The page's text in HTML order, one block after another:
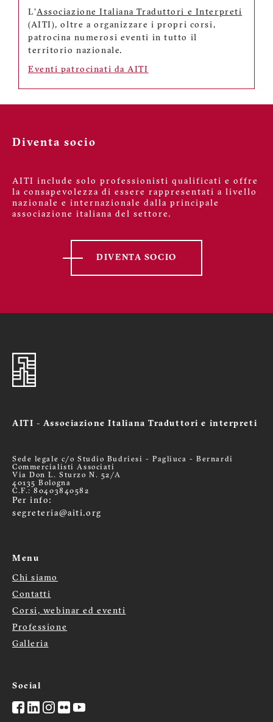
L'Associazione Italiana Traduttori e Interpreti
(AITI), oltre a organizzare i propri corsi,
patrocina numerosi eventi in tutto il
territorio nazionale.
Eventi patrocinati da AITI
Diventa socio
AITI include solo professionisti qualificati e offre
la consapevolezza di essere rappresentati a livello
nazionale e internazionale dalla principale
associazione italiana del settore.
DIVENTA SOCIO
AITI - Associazione Italiana Traduttori e interpreti
Sede legale c/o Studio Budriesi - Pagliuca - Bernardi
Commercialisti Associati
Via Don L. Sturzo N. 52/A
40135 Bologna
C.F.: 80403840582
Per info:
segreteria@aiti.org
Menu
Menù
footer
Chi siamo
Contatti
Corsi, webinar ed eventi
Professione
Galleria
Social